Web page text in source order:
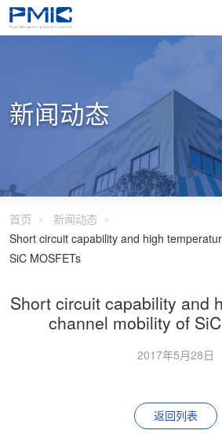
新闻动态
首页
新闻动态
Short circuit capability and high
SiC MOSFETs
Short circuit capability and
channel mobility of
2017年5月28日
返回列表